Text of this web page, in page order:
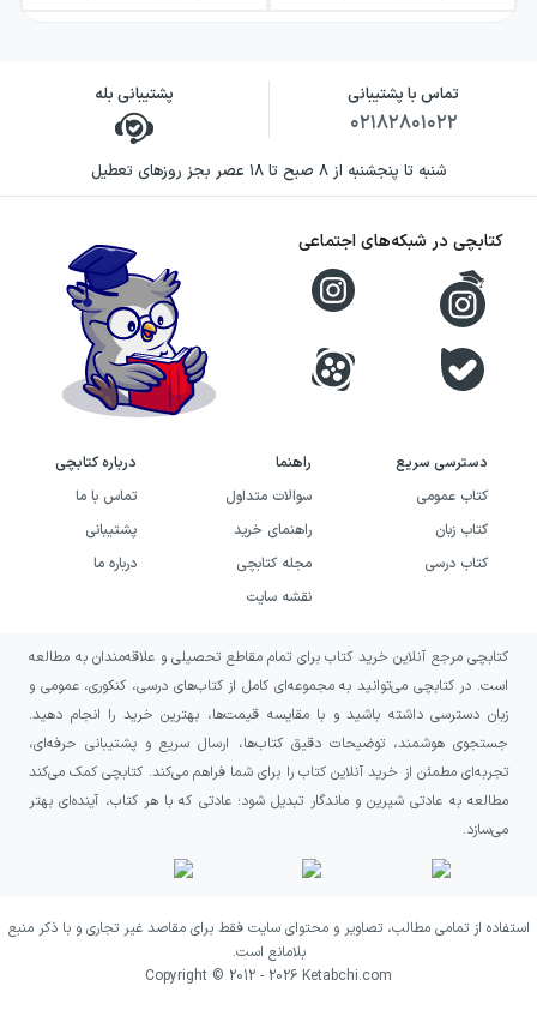
تماس با پشتیبانی
۰۲۱۸۲۸۰۱۰۲۲
پشتیبانی بله
شنبه تا پنجشنبه از ۸ صبح تا ۱۸ عصر بجز روزهای تعطیل
دسترسی سریع
کتاب عمومی
کتاب زبان
کتاب درسی
راهنما
سوالات متداول
راهنمای خرید
مجله کتابچی
نقشه سایت
درباره کتابچی
تماس با ما
پشتیبانی
درباره ما
کتابچی در شبکه‌های اجتماعی
کتابچی مرجع آنلاین خرید کتاب برای تمام مقاطع تحصیلی و علاقه‌مندان به مطالعه
است. در کتابچی می‌توانید به مجموعه‌ای کامل از کتاب‌های درسی، کنکوری، عمومی و
زبان دسترسی داشته باشید و با مقایسه قیمت‌ها، بهترین خرید را انجام دهید.
جستجوی هوشمند، توضیحات دقیق کتاب‌ها، ارسال سریع و پشتیبانی حرفه‌ای،
تجربه‌ای مطمئن از خرید آنلاین کتاب را برای شما فراهم می‌کند. کتابچی کمک می‌کند
مطالعه به عادتی شیرین و ماندگار تبدیل شود؛ عادتی که با هر کتاب، آینده‌ای بهتر
می‌سازد.
استفاده از تمامی مطالب، تصاویر و محتوای سایت فقط برای مقاصد غیر تجاری و با ذکر منبع
بلامانع است.
Copyright © 2012 - 2026 Ketabchi.com